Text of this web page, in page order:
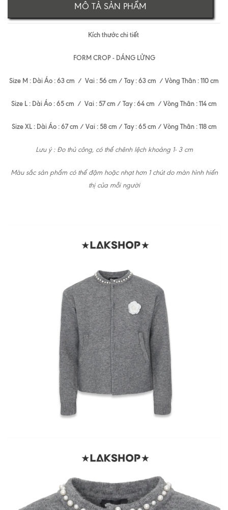
MÔ TẢ SẢN PHẨM
Kích thước chi tiết
FORM CROP - DÁNG LỬNG
Size M : Dài Áo : 63 cm / Vai : 56 cm / Tay : 63 cm / Vòng Thân : 110 cm
Size L : Dài Áo : 65 cm / Vai : 57 cm / Tay : 64 cm / Vòng Thân : 114 cm
Size XL : Dài Áo : 67 cm / Vai : 58 cm / Tay : 65 cm / Vòng Thân : 118 cm
Lưu ý : Đo thủ công, có thể chênh lệch khoảng 1- 3 cm
Màu sắc sản phẩm có thể đậm hoặc nhạt hơn 1 chút do màn hình hiển
thị của mỗi người